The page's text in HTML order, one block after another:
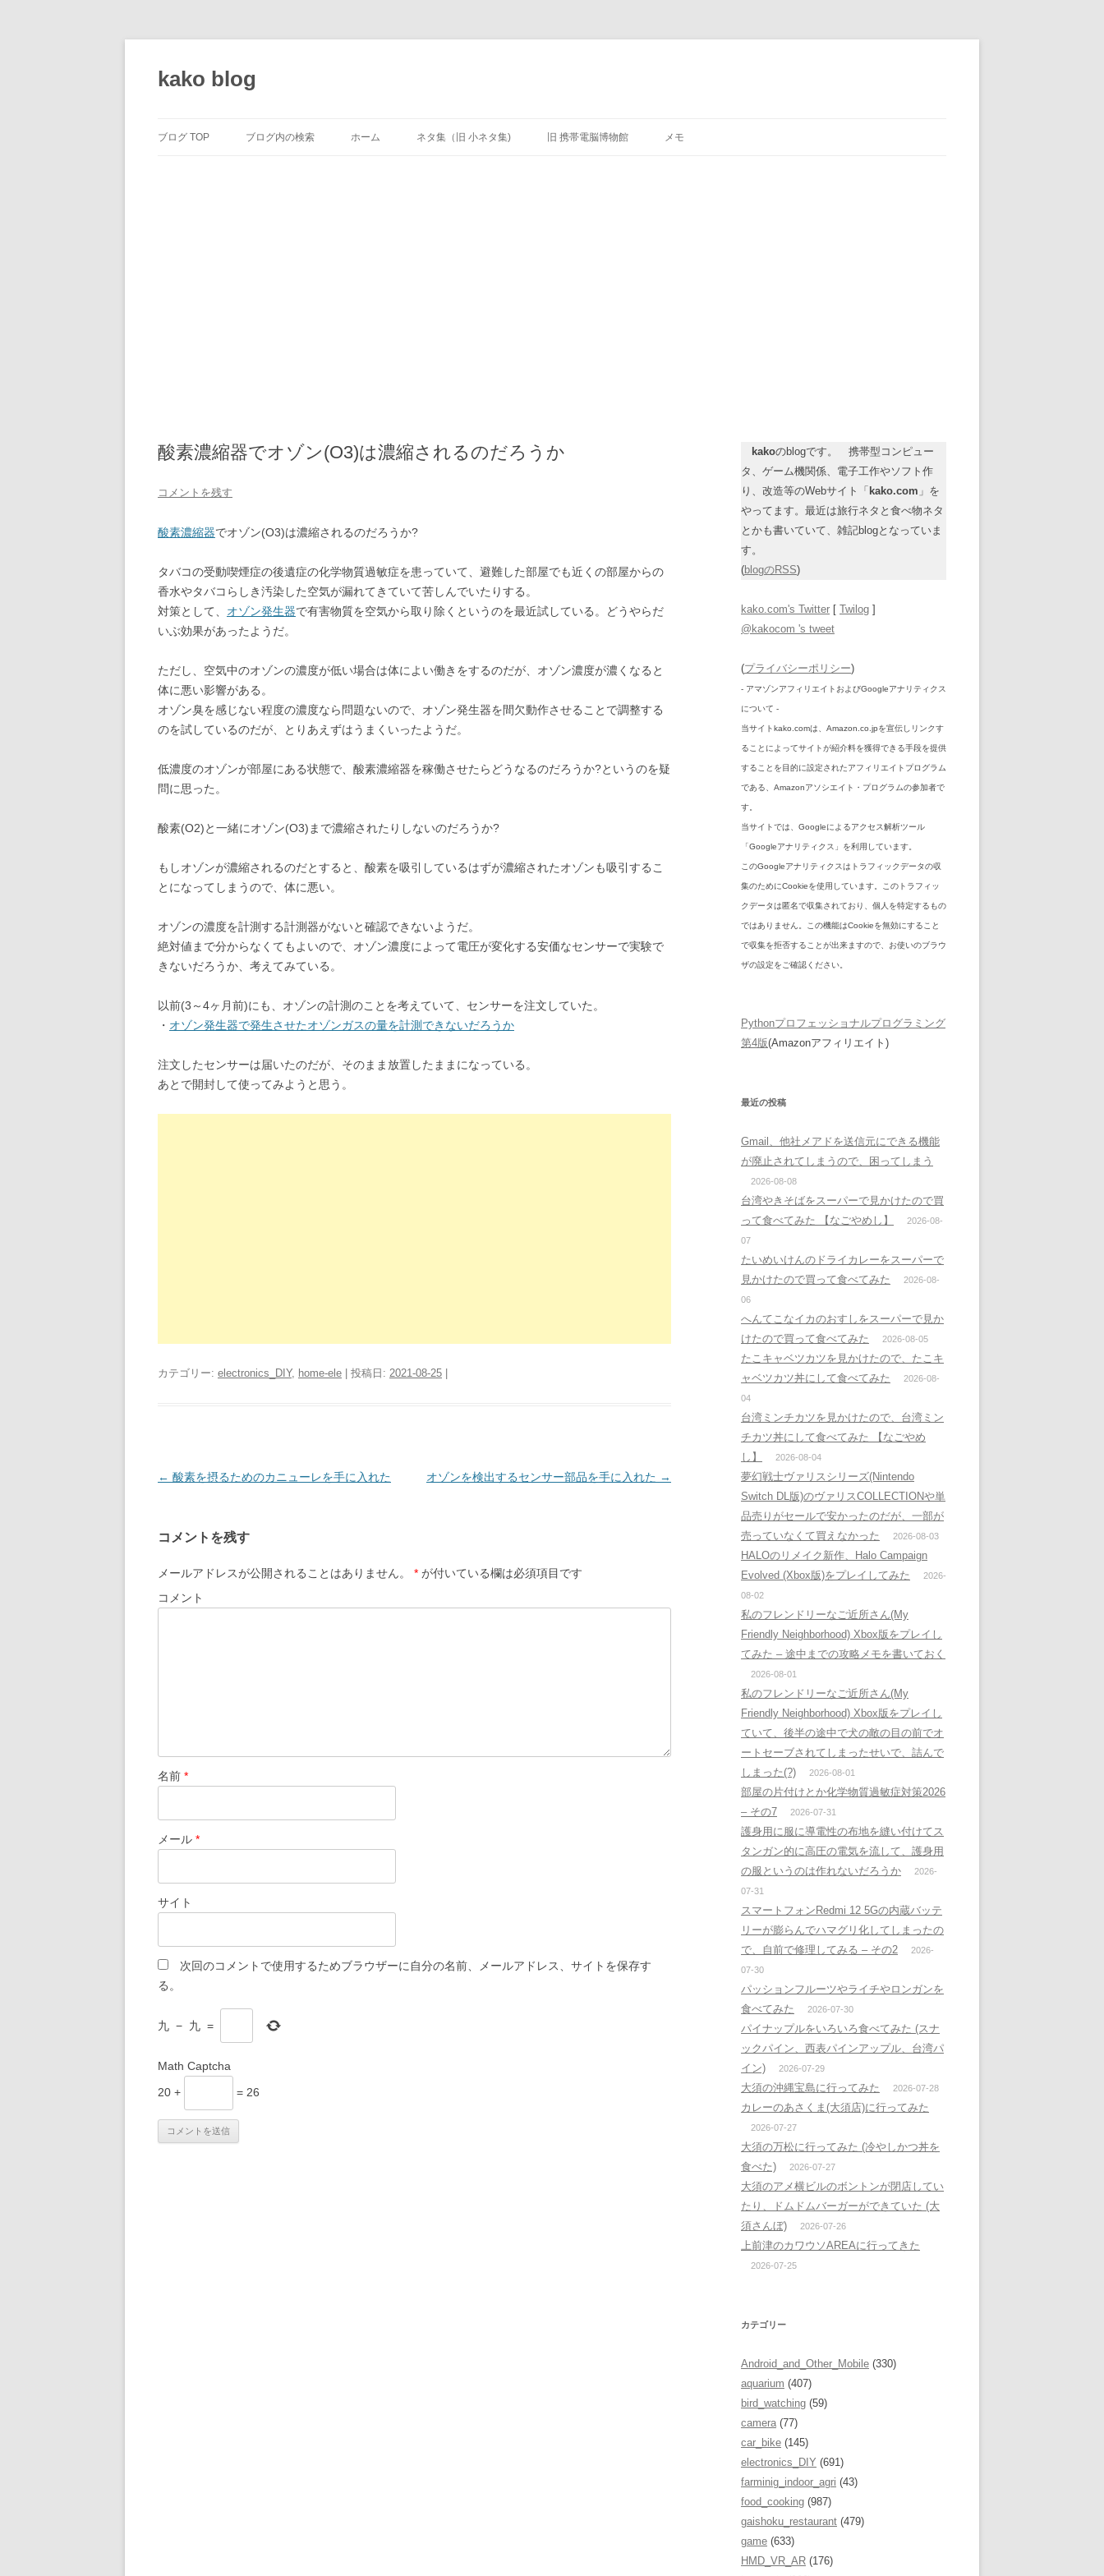
テ
ン
ッ
kako blog
ブログ TOP ブログ内の検索 ホーム ネタ集（旧 小ネタ集) 旧 携帯電脳博物館 メモ
酸素濃縮器でオゾン(O3)は濃縮されるのだろうか
コメントを残す
酸素濃縮器でオゾン(O3)は濃縮されるのだろうか?
タバコの受動喫煙症の後遺症の化学物質過敏症を患っていて、避難した部屋でも近くの部屋からの
香水やタバコらしき汚染した空気が漏れてきていて苦しんでいたりする。
対策として、 オゾン発生器で有害物質を空気から取り除くというのを最近試している。どうやらだ
いぶ効果があったようだ。
ただし、空気中のオゾンの濃度が低い場合は体によい働きをするのだが、オゾン濃度が濃くなると
体に悪い影響がある。
オゾン臭を感じない程度の濃度なら問題ないので、オゾン発生器を間欠動作させることで調整する
のを試しているのだが、とりあえずはうまくいったようだ。
低濃度のオゾンが部屋にある状態で、酸素濃縮器を稼働させたらどうなるのだろうか?というのを疑
問に思った。
酸素(O2)と一緒にオゾン(O3)まで濃縮されたりしないのだろうか?
もしオゾンが濃縮されるのだとすると、酸素を吸引しているはずが濃縮されたオゾンも吸引するこ
とになってしまうので、体に悪い。
オゾンの濃度を計測する計測器がないと確認できないようだ。
絶対値まで分からなくてもよいので、オゾン濃度によって電圧が変化する安価なセンサーで実験で
きないだろうか、考えてみている。
以前(3～4ヶ月前)にも、オゾンの計測のことを考えていて、センサーを注文していた。
・ オゾン発生器で発生させたオゾンガスの量を計測できないだろうか
注文したセンサーは届いたのだが、そのまま放置したままになっている。
あとで開封して使ってみようと思う。
カテゴリー: electronics_DIY, home-ele | 投稿日: 2021-08-25
投
ビ
ゲ
ー
← 酸素を摂るためのカニューレを手に入れた オゾンを検出するセンサー部品を手に入れた →
コメントを残す
メールアドレスが公開されることはありません。 * が付いている欄は必須項目です
コメント
名前 *
メール *
サイト
次回のコメントで使用するためブラウザーに自分の名前、メールアドレス、サイトを保存す
る。
九 − 九 =
Math Captcha
20 +
= 26
kakoのblogです。 携帯型コンピュー
タ、ゲーム機関係、電子工作やソフト作
り、改造等のWebサイト「 kako.com 」を
やってます。最近は旅行ネタと食べ物ネタ
とかも書いていて、雑記blogとなっていま
す。
(blogのRSS)
kako.com's Twitter [ Twilog ]
@kakocom 's tweet
(プライバシーポリシー)
- アマゾンアフィリエイトおよびGoogleアナリティクス
について -
当サイトkako.comは、Amazon.co.jpを宣伝しリンクす
ることによってサイトが紹介料を獲得できる手段を提供
することを目的に設定されたアフィリエイトプログラム
である、Amazonアソシエイト・プログラムの参加者で
す。
当サイトでは、Googleによるアクセス解析ツール
「Googleアナリティクス」を利用しています。
このGoogleアナリティクスはトラフィックデータの収
集のためにCookieを使用しています。このトラフィッ
クデータは匿名で収集されており、個人を特定するもの
ではありません。この機能はCookieを無効にすること
で収集を拒否することが出来ますので、お使いのブラウ
ザの設定をご確認ください。
Pythonプロフェッショナルプログラミング
第4版(Amazonアフィリエイト)
最近の投稿
Gmail、他社メアドを送信元にできる機能
が廃止されてしまうので、困ってしまう
2026-08-08
台湾やきそばをスーパーで見かけたので買
って食べてみた 【なごやめし】
2026-08-
07
たいめいけんのドライカレーをスーパーで
見かけたので買って食べてみた
2026-08-
06
へんてこなイカのおすしをスーパーで見か
けたので買って食べてみた
2026-08-05
たこキャベツカツを見かけたので、たこキ
ャベツカツ丼にして食べてみた
2026-08-
04
台湾ミンチカツを見かけたので、台湾ミン
チカツ丼にして食べてみた 【なごやめ
し】
2026-08-04
夢幻戦士ヴァリスシリーズ(Nintendo
Switch DL版)のヴァリスCOLLECTIONや単
品売りがセールで安かったのだが、一部が
売っていなくて買えなかった
2026-08-03
HALOのリメイク新作、Halo Campaign
Evolved (Xbox版)をプレイしてみた
2026-
08-02
私のフレンドリーなご近所さん(My
Friendly Neighborhood) Xbox版をプレイし
てみた – 途中までの攻略メモを書いておく
2026-08-01
私のフレンドリーなご近所さん(My
Friendly Neighborhood) Xbox版をプレイし
ていて、後半の途中で犬の敵の目の前でオ
ートセーブされてしまったせいで、詰んで
しまった(?)
2026-08-01
部屋の片付けとか化学物質過敏症対策2026
– その7
2026-07-31
護身用に服に導電性の布地を縫い付けてス
タンガン的に高圧の電気を流して、護身用
の服というのは作れないだろうか
2026-
07-31
スマートフォンRedmi 12 5Gの内蔵バッテ
リーが膨らんでハマグリ化してしまったの
で、自前で修理してみる – その2
2026-
07-30
パッションフルーツやライチやロンガンを
食べてみた
2026-07-30
パイナップルをいろいろ食べてみた (スナ
ックパイン、西表パインアップル、台湾パ
イン)
2026-07-29
大須の沖縄宝島に行ってみた 2026-07-28
カレーのあさくま(大須店)に行ってみた
2026-07-27
大須の万松に行ってみた (冷やしかつ丼を
食べた)
2026-07-27
大須のアメ横ビルのボントンが閉店してい
たり、ドムドムバーガーができていた (大
須さんぼ)
2026-07-26
上前津のカワウソAREAに行ってきた
2026-07-25
カテゴリー
Android_and_Other_Mobile (330)
aquarium (407)
bird_watching (59)
camera (77)
car_bike (145)
electronics_DIY (691)
farminig_indoor_agri (43)
food_cooking (987)
gaishoku_restaurant (479)
game (633)
HMD_VR_AR (176)